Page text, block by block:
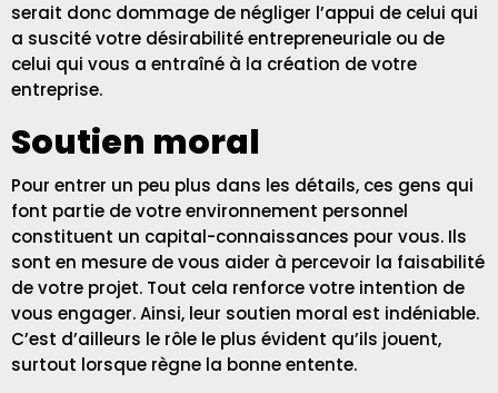
serait donc dommage de négliger l’appui de celui qui
a suscité votre désirabilité entrepreneuriale ou de
celui qui vous a entraîné à la création de votre
entreprise.
Soutien moral
Pour entrer un peu plus dans les détails, ces gens qui
font partie de votre environnement personnel
constituent un capital-connaissances pour vous. Ils
sont en mesure de vous aider à percevoir la faisabilité
de votre projet. Tout cela renforce votre intention de
vous engager. Ainsi, leur soutien moral est indéniable.
C’est d’ailleurs le rôle le plus évident qu’ils jouent,
surtout lorsque règne la bonne entente.